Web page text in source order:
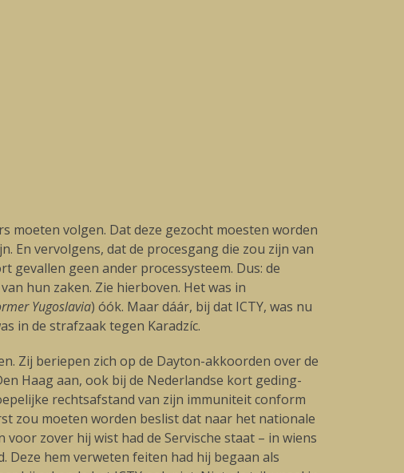
moeten volgen. Dat deze gezocht moesten worden
En vervolgens, dat de procesgang die zou zijn van
gevallen geen ander processysteem. Dus: de
hun zaken. Zie hierboven. Het was in
Yugoslavia) óók. Maar dáár, bij dat ICTY, was nu
in de strafzaak tegen Karadzíc.
Zij beriepen zich op de Dayton-akkoorden over de
Haag aan, ook bij de Nederlandse kort geding-
rechtsafstand van zijn immuniteit conform
zou moeten worden beslist dat naar het nationale
zover hij wist had de Servische staat – in wiens
hem verweten feiten had hij begaan als